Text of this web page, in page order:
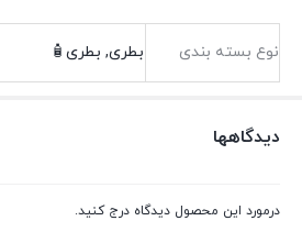
نوع بسته بندی بطری, بطری🧴
دیدگاهها
درمورد این محصول دیدگاه درج کنید.